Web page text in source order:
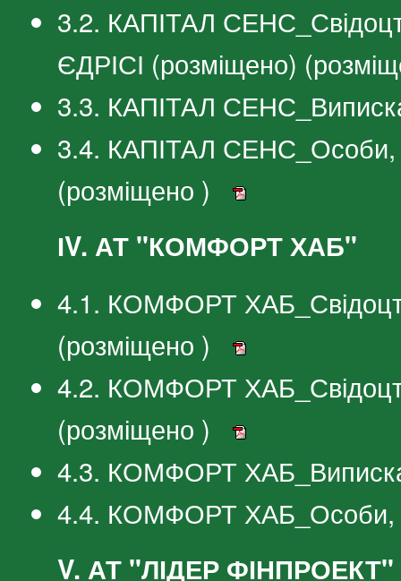
3.2. КАПІТАЛ
ЄДРІСІ (розміщено)
3.3. КАПІТАЛ
3.4. КАПІТАЛ СЕНС_Особи,
(розміщено )
ІV. АТ "КОМФОРТ ХАБ"
4.1. КОМФОРТ
(розміщено )
4.2. КОМФОРТ
(розміщено )
4.3. КОМФОРТ
4.4. КОМФОРТ ХАБ_Особи,
V. АТ "ЛІДЕР ФІНПРОЕКТ"